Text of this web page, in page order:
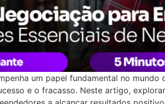
um papel fundamental no
e o fracasso. Neste artigo,